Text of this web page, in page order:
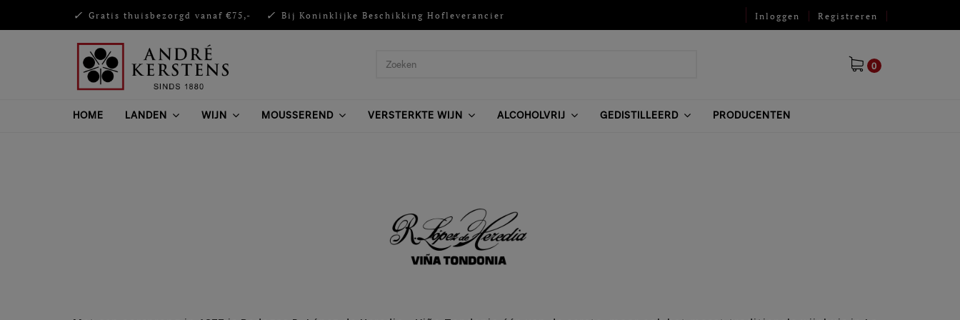
Gratis thuisbezorgd vanaf €75,- Bij Koninklijke Beschikking Hofleverancier Inloggen Registreren
0
HOME LANDEN WIJN MOUSSEREND VERSTERKTE WIJN ALCOHOLVRIJ GEDISTILLEERD PRODUCENTEN